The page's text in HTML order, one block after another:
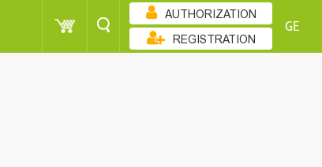
AUTHORIZATION
REGISTRATION
GE